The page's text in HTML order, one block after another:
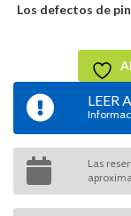
Los defectos de
LEER
Las